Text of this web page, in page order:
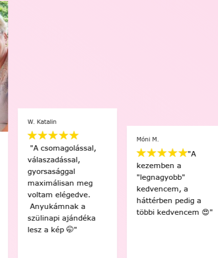
W. Katalin
"A csomagolással,
válaszadással,
gyorsasággal
maximálisan meg
voltam elégedve.
Anyukámnak a
szülinapi ajándéka
lesz a kép 🤭"
Móni M.
"A
kezemben a
"legnagyobb"
kedvencem, a
háttérben pedig a
többi kedvencem 😍"